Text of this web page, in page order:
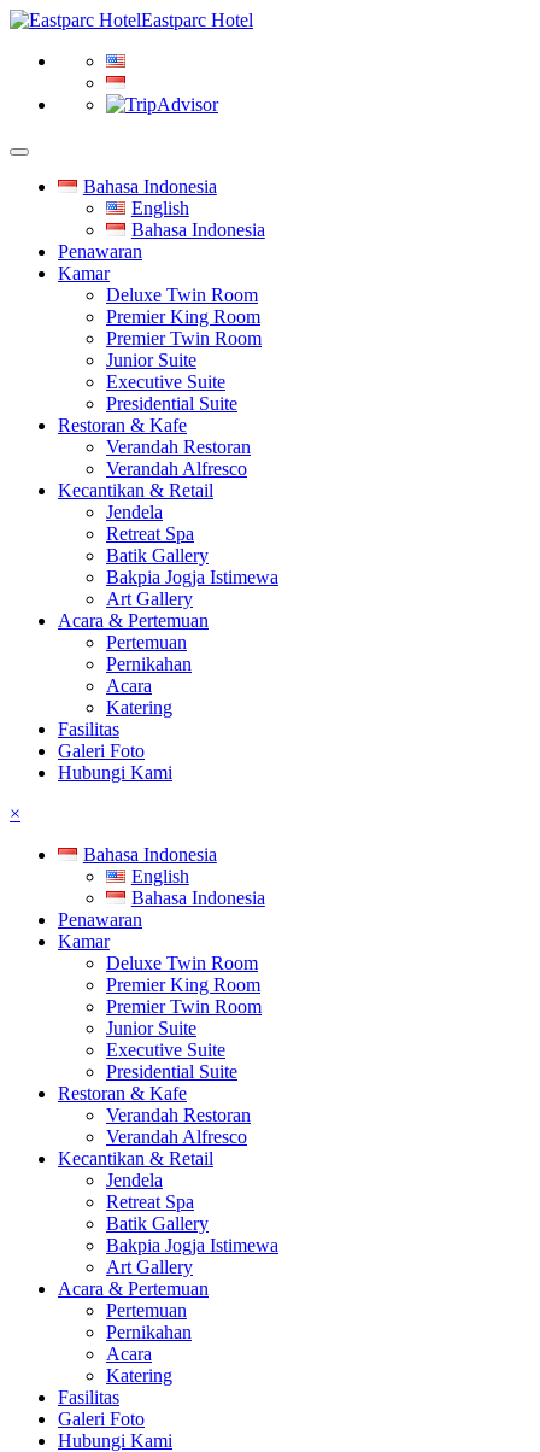
Eastparc Hotel
Bahasa Indonesia
English
Bahasa Indonesia
Penawaran
Kamar
Deluxe Twin Room
Premier King Room
Premier Twin Room
Junior Suite
Executive Suite
Presidential Suite
Restoran & Kafe
Verandah Restoran
Verandah Alfresco
Kecantikan & Retail
Jendela
Retreat Spa
Batik Gallery
Bakpia Jogja Istimewa
Art Gallery
Acara & Pertemuan
Pertemuan
Pernikahan
Acara
Katering
Fasilitas
Galeri Foto
Hubungi Kami
×
Bahasa Indonesia
English
Bahasa Indonesia
Penawaran
Kamar
Deluxe Twin Room
Premier King Room
Premier Twin Room
Junior Suite
Executive Suite
Presidential Suite
Restoran & Kafe
Verandah Restoran
Verandah Alfresco
Kecantikan & Retail
Jendela
Retreat Spa
Batik Gallery
Bakpia Jogja Istimewa
Art Gallery
Acara & Pertemuan
Pertemuan
Pernikahan
Acara
Katering
Fasilitas
Galeri Foto
Hubungi Kami